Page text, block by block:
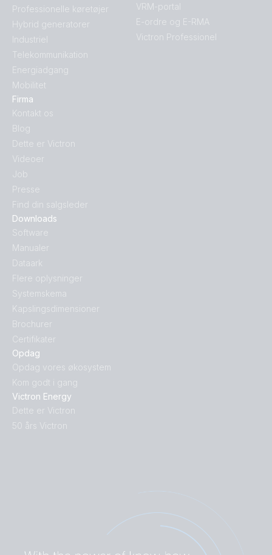
Opdag
Opdag vores økosystem
Kom godt i gang
Victron Energy
Dette er Victron
50 års Victron
Downloads
Software
Manualer
Dataark
Flere oplysninger
Systemskema
Kapslingsdimensioner
Brochurer
Certifikater
Professionelle køretøjer
Hybrid generatorer
Industriel
Telekommunikation
Energiadgang
Mobilitet
Firma
Kontakt os
Blog
Dette er Victron
Videoer
Job
Presse
Find din salgsleder
VRM-portal
E-ordre og E-RMA
Victron Professionel